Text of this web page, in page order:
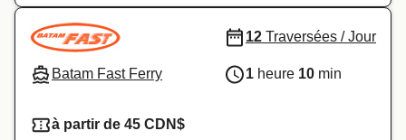
Batam Fast Ferry
12 Traversées / Jour
1 heure 10 min
à partir de 45 CDN$